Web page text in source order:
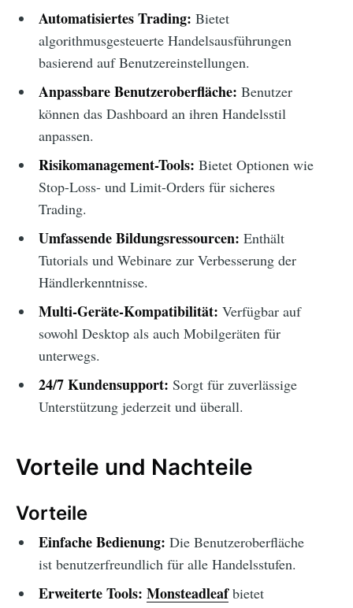
Automatisiertes Trading: Bietet
algorithmusgesteuerte Handelsausführungen
basierend auf Benutzereinstellungen.
Anpassbare Benutzeroberfläche: Benutzer
können das Dashboard an ihren Handelsstil
anpassen.
Risikomanagement-Tools: Bietet Optionen wie
Stop-Loss- und Limit-Orders für sicheres
Trading.
Umfassende Bildungsressourcen: Enthält
Tutorials und Webinare zur Verbesserung der
Händlerkenntnisse.
Multi-Geräte-Kompatibilität: Verfügbar auf
sowohl Desktop als auch Mobilgeräten für
unterwegs.
24/7 Kundensupport: Sorgt für zuverlässige
Unterstützung jederzeit und überall.
Vorteile und Nachteile
Vorteile
Einfache Bedienung: Die Benutzeroberfläche
ist benutzerfreundlich für alle Handelsstufen.
Erweiterte Tools: Monsteadleafbietet